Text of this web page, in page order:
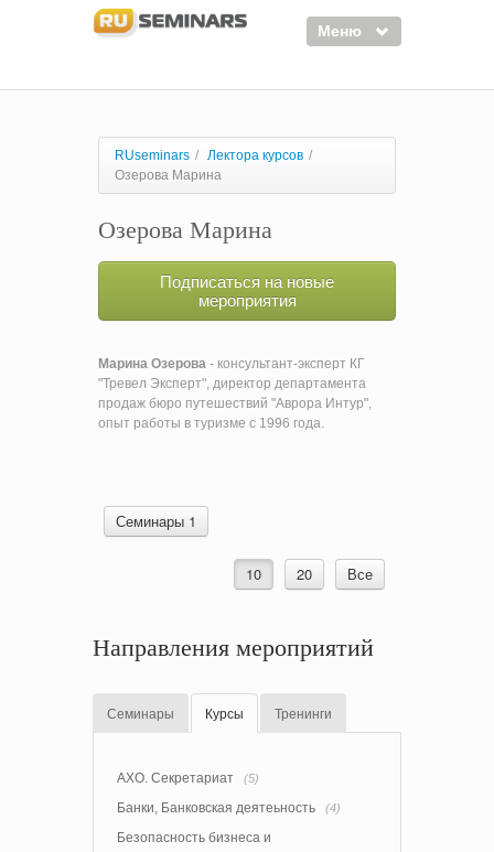
Меню
Курсы
Тренинги
Организаторы
Лектора
RUseminars / Лектора курсов /
Озерова Марина
Озерова Марина
Подписаться на новые
мероприятия
Марина Озерова - консультант-эксперт КГ
"Тревел Эксперт", директор департамента
продаж бюро путешествий "Аврора Интур",
опыт работы в туризме с 1996 года.
Семинары 1
10 20 Все
Направления мероприятий
Семинары Курсы Тренинги
АХО. Секретариат (5)
Банки, Банковская деятеьность (4)
Безопасность бизнеса и